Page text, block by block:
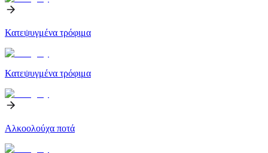
Κατεψυγμένα τρόφιμα
Κατεψυγμένα τρόφιμα
Αλκοολούχα ποτά